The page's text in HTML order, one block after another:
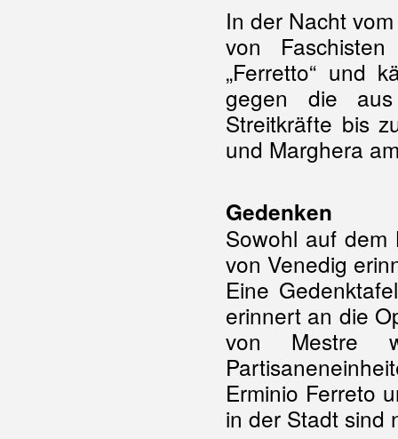
In der Nacht
von
„Ferretto“ und
gegen die aus
Streitkräfte bis
und Marghera
Gedenken
Sowohl auf
von Venedig
Eine
erinnert an die
von Mestre
Erminio Ferreto
in der Stadt sind